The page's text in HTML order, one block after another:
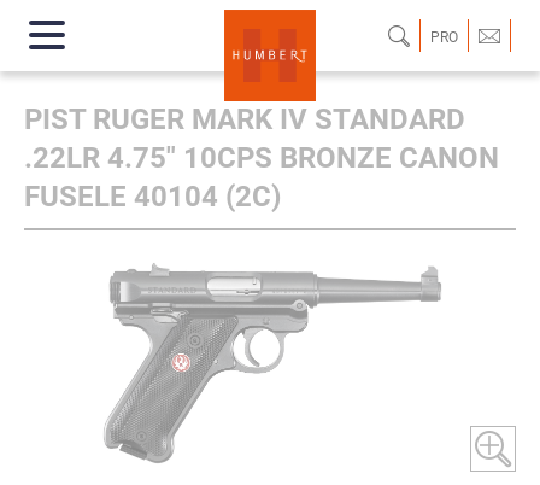
PRO
PIST RUGER MARK IV STANDARD
.22LR 4.75" 10CPS BRONZE CANON
FUSELE 40104 (2C)